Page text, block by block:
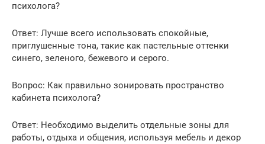
психолога?
Ответ: Лучше всего использовать спокойные,
приглушенные тона, такие как пастельные оттенки
синего, зеленого, бежевого и серого.
Вопрос: Как правильно зонировать пространство
кабинета психолога?
Ответ: Необходимо выделить отдельные зоны для
работы, отдыха и общения, используя мебель и декор